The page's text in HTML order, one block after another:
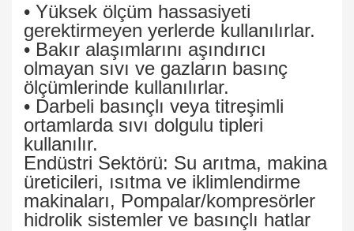
• Yüksek ölçüm hassasiyeti
gerektirmeyen yerlerde kullanılırlar.
• Bakır alaşımlarını aşındırıcı
olmayan sıvı ve gazların basınç
ölçümlerinde kullanılırlar.
• Darbeli basınçlı veya titreşimli
ortamlarda sıvı dolgulu tipleri
kullanılır.
Endüstri Sektörü: Su arıtma, makina
üreticileri, ısıtma ve iklimlendirme
makinaları, Pompalar/kompresörler
hidrolik sistemler ve basınçlı hatlar